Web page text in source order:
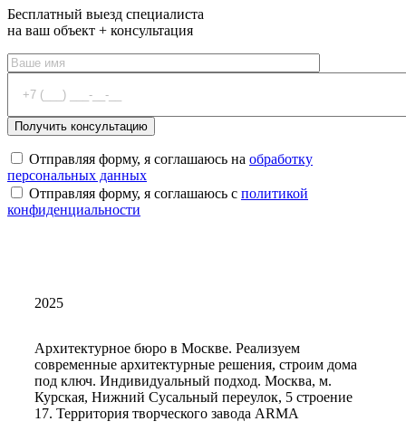
Бесплатный выезд специалиста
на ваш объект + консультация
Отправляя форму, я соглашаюсь на обработку
персональных данных
Отправляя форму, я соглашаюсь с политикой
конфиденциальности
2025
Архитектурное бюро в Москве. Реализуем
современные архитектурные решения, строим дома
под ключ. Индивидуальный подход. Москва, м.
Курская, Нижний Сусальный переулок, 5 строение
17. Территория творческого завода ARMA